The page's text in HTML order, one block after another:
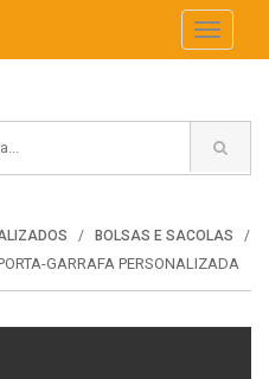
Toggle
BOLSAS E SACOLAS
GARRAFA PERSONALIZADA